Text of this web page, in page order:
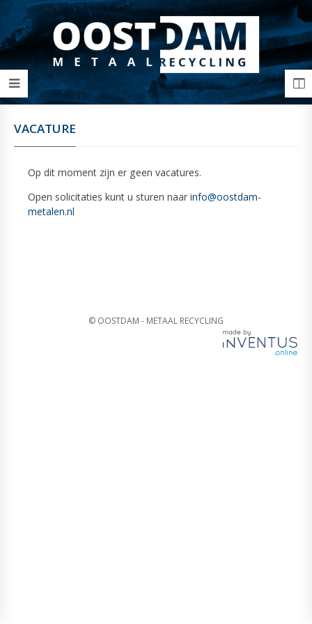
VACATURE
Op dit moment zijn er geen vacatures.
Open solicitaties kunt u sturen naar info@oostdam-
metalen.nl
© OOSTDAM - METAAL RECYCLING